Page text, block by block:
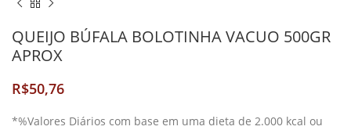
QUEIJO BÚFALA BOLOTINHA VACUO 500GR
APROX
R$
*%Valores Diários com base em uma dieta de 2.000 kcal ou